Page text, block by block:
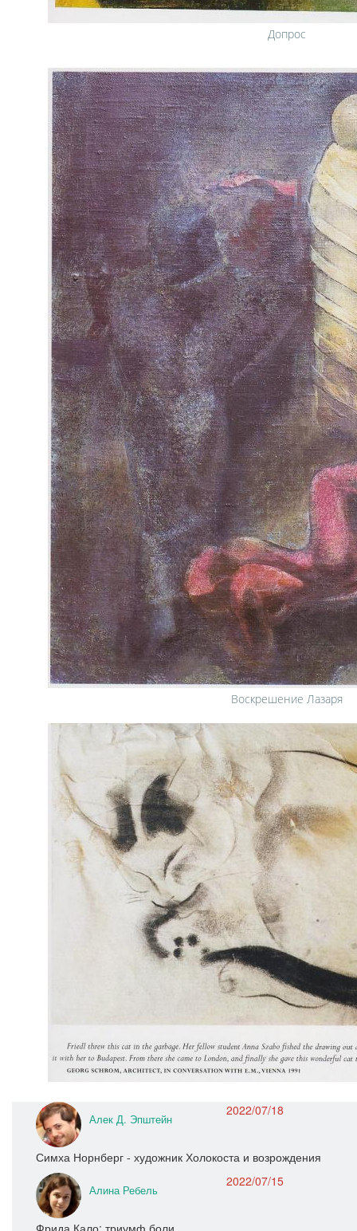
Допрос
Воскрешение Лазаря
Алек Д. Эпштейн
2022/07/18
Симха Норнберг - художник Холокоста и возрождения
Алина Ребель
2022/07/15
Фрида Кало: триумф боли